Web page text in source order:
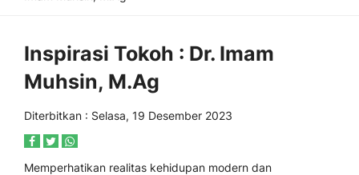
Inspirasi Tokoh : Dr. Imam
Muhsin, M.Ag
Diterbitkan : Selasa, 19 Desember 2023
Memperhatikan realitas kehidupan modern dan